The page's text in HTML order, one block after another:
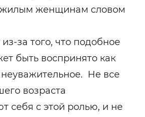
женщинам словом
за того, что подобное
быть воспринято как
Не все
возраста
себя с этой ролью, и не